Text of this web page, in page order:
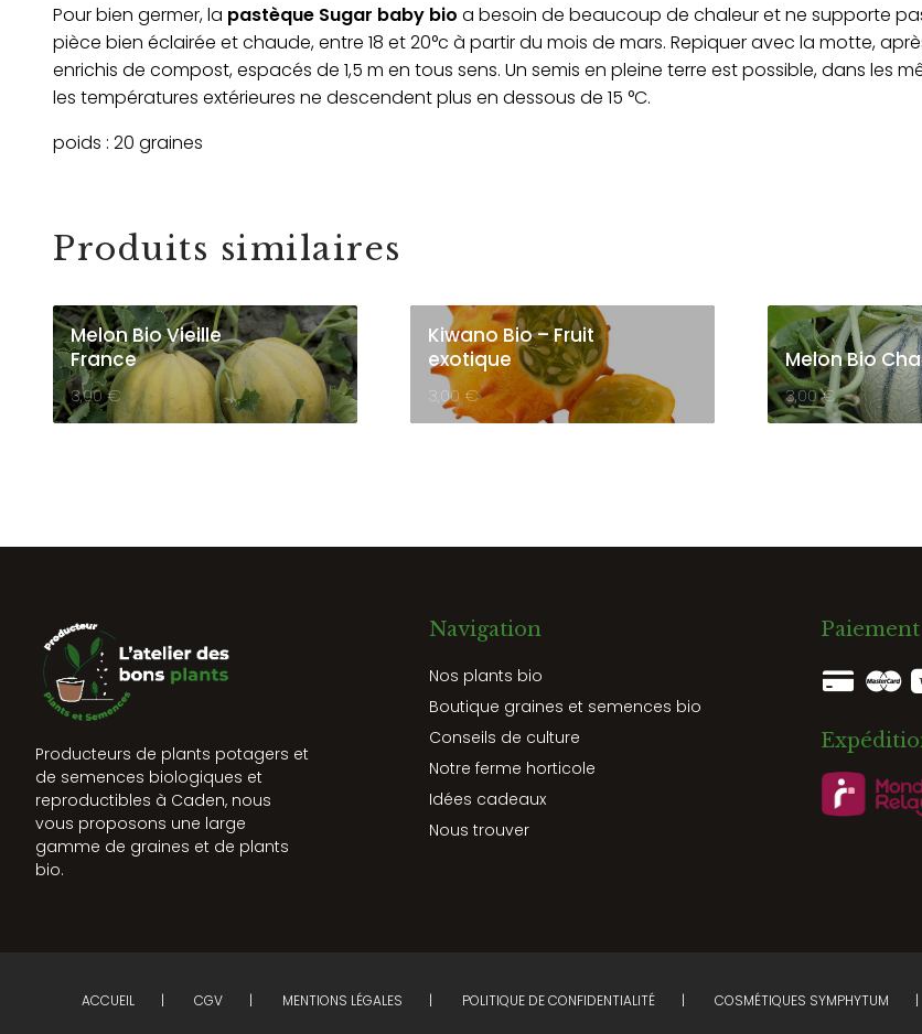
Pour bien germer, la pastèque Sugar baby bio a besoin de beaucoup de chaleur et ne supporte
pièce bien éclairée et chaude, entre 18 et 20°c à partir du mois de mars. Repiquer avec la motte,
enrichis de compost, espacés de 1,5 m en tous sens. Un semis en pleine terre est possible, dans les
les températures extérieures ne descendent plus en dessous de 15 °C.
poids : 20 graines
Produits similaires
Melon Bio Vieille
France
3,00€
Kiwano Bio – Fruit
exotique
3,00€
Melon Bio
3,00€
Producteurs de plants potagers et
de semences biologiques et
reproductibles à Caden, nous
vous proposons une large
gamme de graines et de plants
bio.
Navigation
Nos plants bio
Boutique graines et semences bio
Conseils de culture
Notre ferme horticole
Idées cadeaux
Nous trouver
ACCUEIL CGV MENTIONS LÉGALES POLITIQUE DE CONFIDENTIALITÉ COSMÉTIQUES SYMPHYTUM